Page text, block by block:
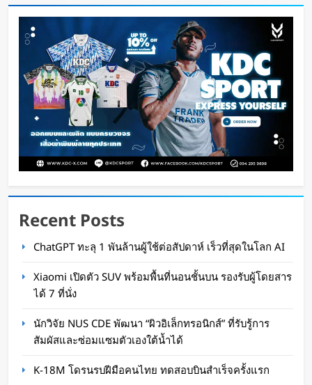
ระหว่างเมือง ช่วยหารค่าน้ำมันและค่าทางด่วน
WaWaW Content 1 วัน ago
Disney+ จับมือ TikTok ดึงครีเอเตอร์เข้าแอป
Oat Content
Recent Posts
ChatGPT ทะลุ 1 พันล้านผู้ใช้ต่อสัปดาห์ เร็วที่สุดในโลก AI
Xiaomi เปิดตัว SUV พร้อมพื้นที่นอนชั้นบน รองรับผู้โดยสาร
ได้ 7 ที่นั่ง
นักวิจัย NUS CDE พัฒนา “ผิวอิเล็กทรอนิกส์” ที่รับรู้การ
สัมผัสและซ่อมแซมตัวเองใต้น้ำได้
K-18M โดรนรบฝีมือคนไทย ทดสอบบินสำเร็จครั้งแรก